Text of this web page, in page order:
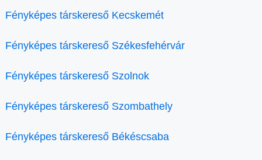
Fényképes társkereső Kecskemét
Fényképes társkereső Székesfehérvár
Fényképes társkereső Szolnok
Fényképes társkereső Szombathely
Fényképes társkereső Békéscsaba